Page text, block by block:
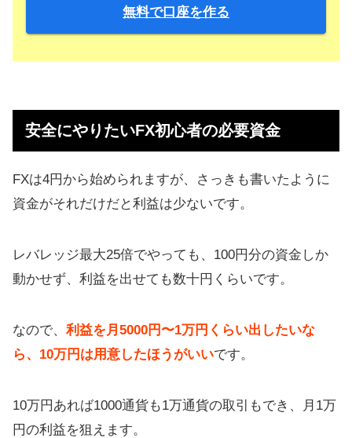
無料で口座を作る
安全にやりたいFX初心者の必要資金
FXは4円から始められますが、さっきも書いたように
資金がそれだけだと利益は少ないです。
レバレッジ最大25倍でやっても、100円分の資金しか
動かせず、利益を出せても数十円くらいです。
なので、 利益を月5000円〜1万円くらい出したいな
ら、10万円は用意したほうがいいです。
10万円あれば1000通貨も1万通貨の取引もでき、月1万
円の利益を狙えます。